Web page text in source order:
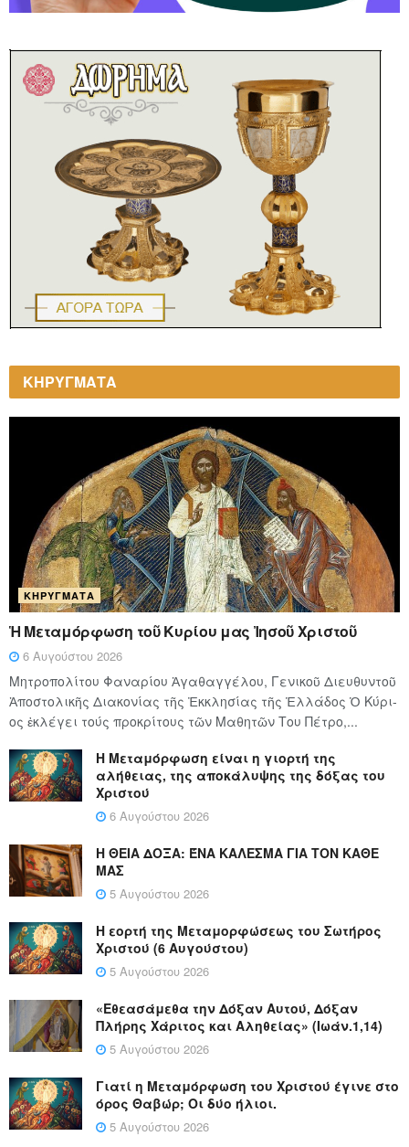
ΚΗΡΥΓΜΑΤΑ
ΚΗΡΎΓΜΑΤΑ
Ἡ Μεταμόρφωση τοῦ Κυρίου μας Ἰησοῦ Χριστοῦ
6 Αυγούστου 2026
Μητροπολίτου Φαναρίου Ἀγαθαγγέλου, Γενικοῦ Διευθυντοῦ
Ἀποστολικῆς Διακονίας τῆς Ἐκκλησίας τῆς Ἑλλάδος Ὁ Κύ­ρι­
ος ἐκλέγει τούς προ­κρί­τους τῶν Μα­θη­τῶν Του Πέ­τρο,...
Η Μεταμόρφωση είναι η γιορτή της
αλήθειας, της αποκάλυψης της δόξας του
Χριστού
6 Αυγούστου 2026
Η ΘΕΙΑ ΔΟΞΑ: ΈΝΑ ΚΑΛΕΣΜΑ ΓΙΑ ΤΟΝ ΚΑΘΕ
ΜΑΣ
5 Αυγούστου 2026
Η εορτή της Μεταμορφώσεως του Σωτήρος
Χριστού (6 Αυγούστου)
5 Αυγούστου 2026
«Εθεασάμεθα την Δόξαν Αυτού, Δόξαν
Πλήρης Χάριτος και Αληθείας» (Ιωάν.1,14)
5 Αυγούστου 2026
Γιατί η Μεταμόρφωση του Χριστού έγινε στο
όρος Θαβώρ; Οι δύο ήλιοι.
5 Αυγούστου 2026